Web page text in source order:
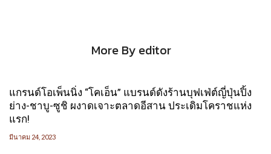
More By editor
แกรนด์โอเพ็นนิ่ง “โคเอ็น” แบรนด์ดังร้านบุฟเฟ่ต์ญี่ปุ่นปิ้ง
ย่าง-ชาบู-ซูชิ ผงาดเจาะตลาดอีสาน ประเดิมโคราชแห่ง
แรก!
มีนาคม 24, 2023